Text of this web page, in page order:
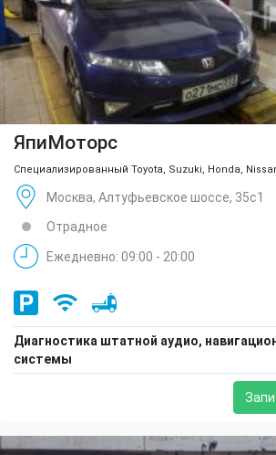
ЯпиМоторс
Специализированный Toyota, Suzuki, Honda,
Москва, Алтуфьевское шоссе, 35с1
Отрадное
Ежедневно: 09:00 - 20:00
Диагностика штатной аудио,
системы